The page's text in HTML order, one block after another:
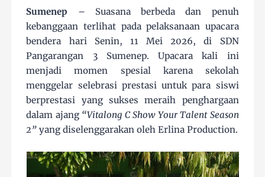
Sumenep – Suasana berbeda dan penuh
kebanggaan terlihat pada pelaksanaan upacara
bendera hari Senin, 11 Mei 2026, di SDN
Pangarangan 3 Sumenep. Upacara kali ini
menjadi momen spesial karena sekolah
menggelar selebrasi prestasi untuk para siswi
berprestasi yang sukses meraih penghargaan
dalam ajang “Vitalong C Show Your Talent Season
2” yang diselenggarakan olehErlina Production.